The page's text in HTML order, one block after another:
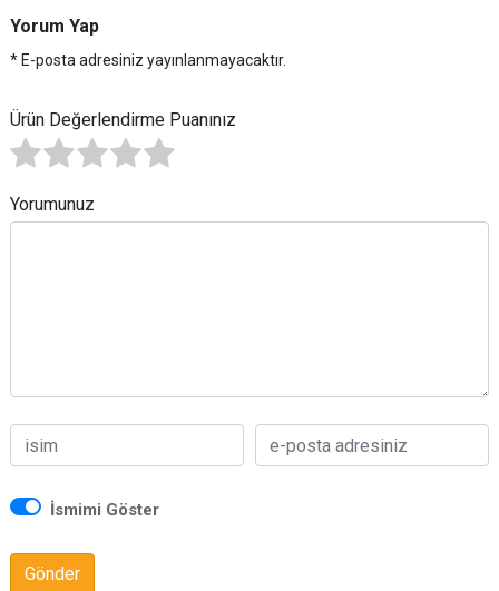
Yorum Yap
* E-posta adresiniz yayınlanmayacaktır.
Ürün Değerlendirme Puanınız
Yorumunuz
İsmimi Göster
Gönder